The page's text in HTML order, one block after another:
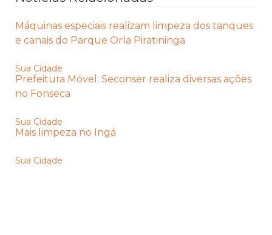
Máquinas especiais realizam limpeza dos tanques
e canais do Parque Orla Piratininga
Sua Cidade
Prefeitura Móvel: Seconser realiza diversas ações
no Fonseca
Sua Cidade
Mais limpeza no Ingá
Sua Cidade